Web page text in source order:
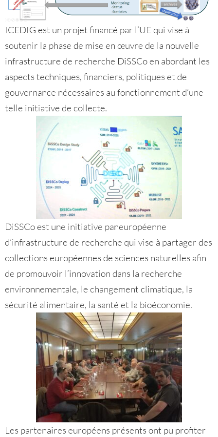
ICEDIG est un projet financé par l’UE qui vise à
soutenir la phase de mise en œuvre de la nouvelle
infrastructure de recherche DiSSCo en abordant les
aspects techniques, financiers, politiques et de
gouvernance nécessaires au fonctionnement d’une
telle initiative de collecte.
DiSSCo est une initiative paneuropéenne
d’infrastructure de recherche qui vise à partager des
collections européennes de sciences naturelles afin
de promouvoir l’innovation dans la recherche
environnementale, le changement climatique, la
sécurité alimentaire, la santé et la bioéconomie.
Les partenaires européens présents ont pu profiter